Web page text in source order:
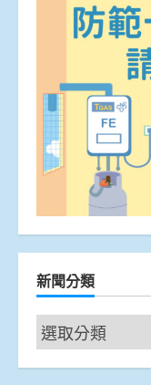
新聞分類
新
聞